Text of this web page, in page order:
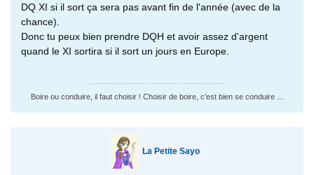
DQ XI si il sort ça sera pas avant fin de l'année (avec de la
chance).
Donc tu peux bien prendre DQH et avoir assez d'argent
quand le XI sortira si il sort un jours en Europe.
Boire ou conduire, il faut choisir ! Choisir de boire, c'est bien se conduire ...
La Petite Sayo